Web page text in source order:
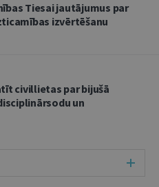
Tiesai jautājumus par
izvērtēšanu
civillietas par bijušā
un